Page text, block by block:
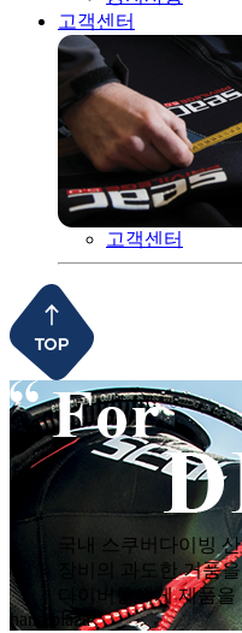
고객센터
고객센터
국내 스쿠버다이빙
장비의 과도한 거품
다이버들에게 제품
hana plaza